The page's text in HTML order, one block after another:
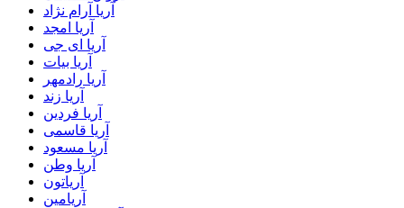
آریا آرام نژاد
آریا امجد
آریا ای جی
آریا بیات
آریا رادمهر
آریا زند
آریا فردین
آریا قاسمی
آریا مسعود
آریا وطن
آریاتون
آریامین